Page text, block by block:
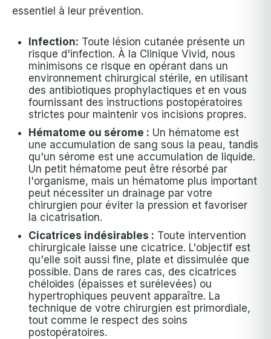
essentiel à leur prévention.
Infection: Toute lésion cutanée présente un
risque d'infection. À la Clinique Vivid, nous
minimisons ce risque en opérant dans un
environnement chirurgical stérile, en utilisant
des antibiotiques prophylactiques et en vous
fournissant des instructions postopératoires
strictes pour maintenir vos incisions propres.
Hématome ou sérome : Un hématome est
une accumulation de sang sous la peau, tandis
qu'un sérome est une accumulation de liquide.
Un petit hématome peut être résorbé par
l'organisme, mais un hématome plus important
peut nécessiter un drainage par votre
chirurgien pour éviter la pression et favoriser
la cicatrisation.
Cicatrices indésirables : Toute intervention
chirurgicale laisse une cicatrice. L'objectif est
qu'elle soit aussi fine, plate et dissimulée que
possible. Dans de rares cas, des cicatrices
chéloïdes (épaisses et surélevées) ou
hypertrophiques peuvent apparaître. La
technique de votre chirurgien est primordiale,
tout comme le respect des soins
postopératoires.